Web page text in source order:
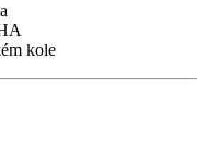
kole